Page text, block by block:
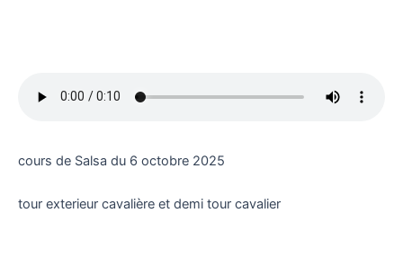
cours de Salsa du 6 octobre 2025
tour exterieur cavalière et demi tour cavalier